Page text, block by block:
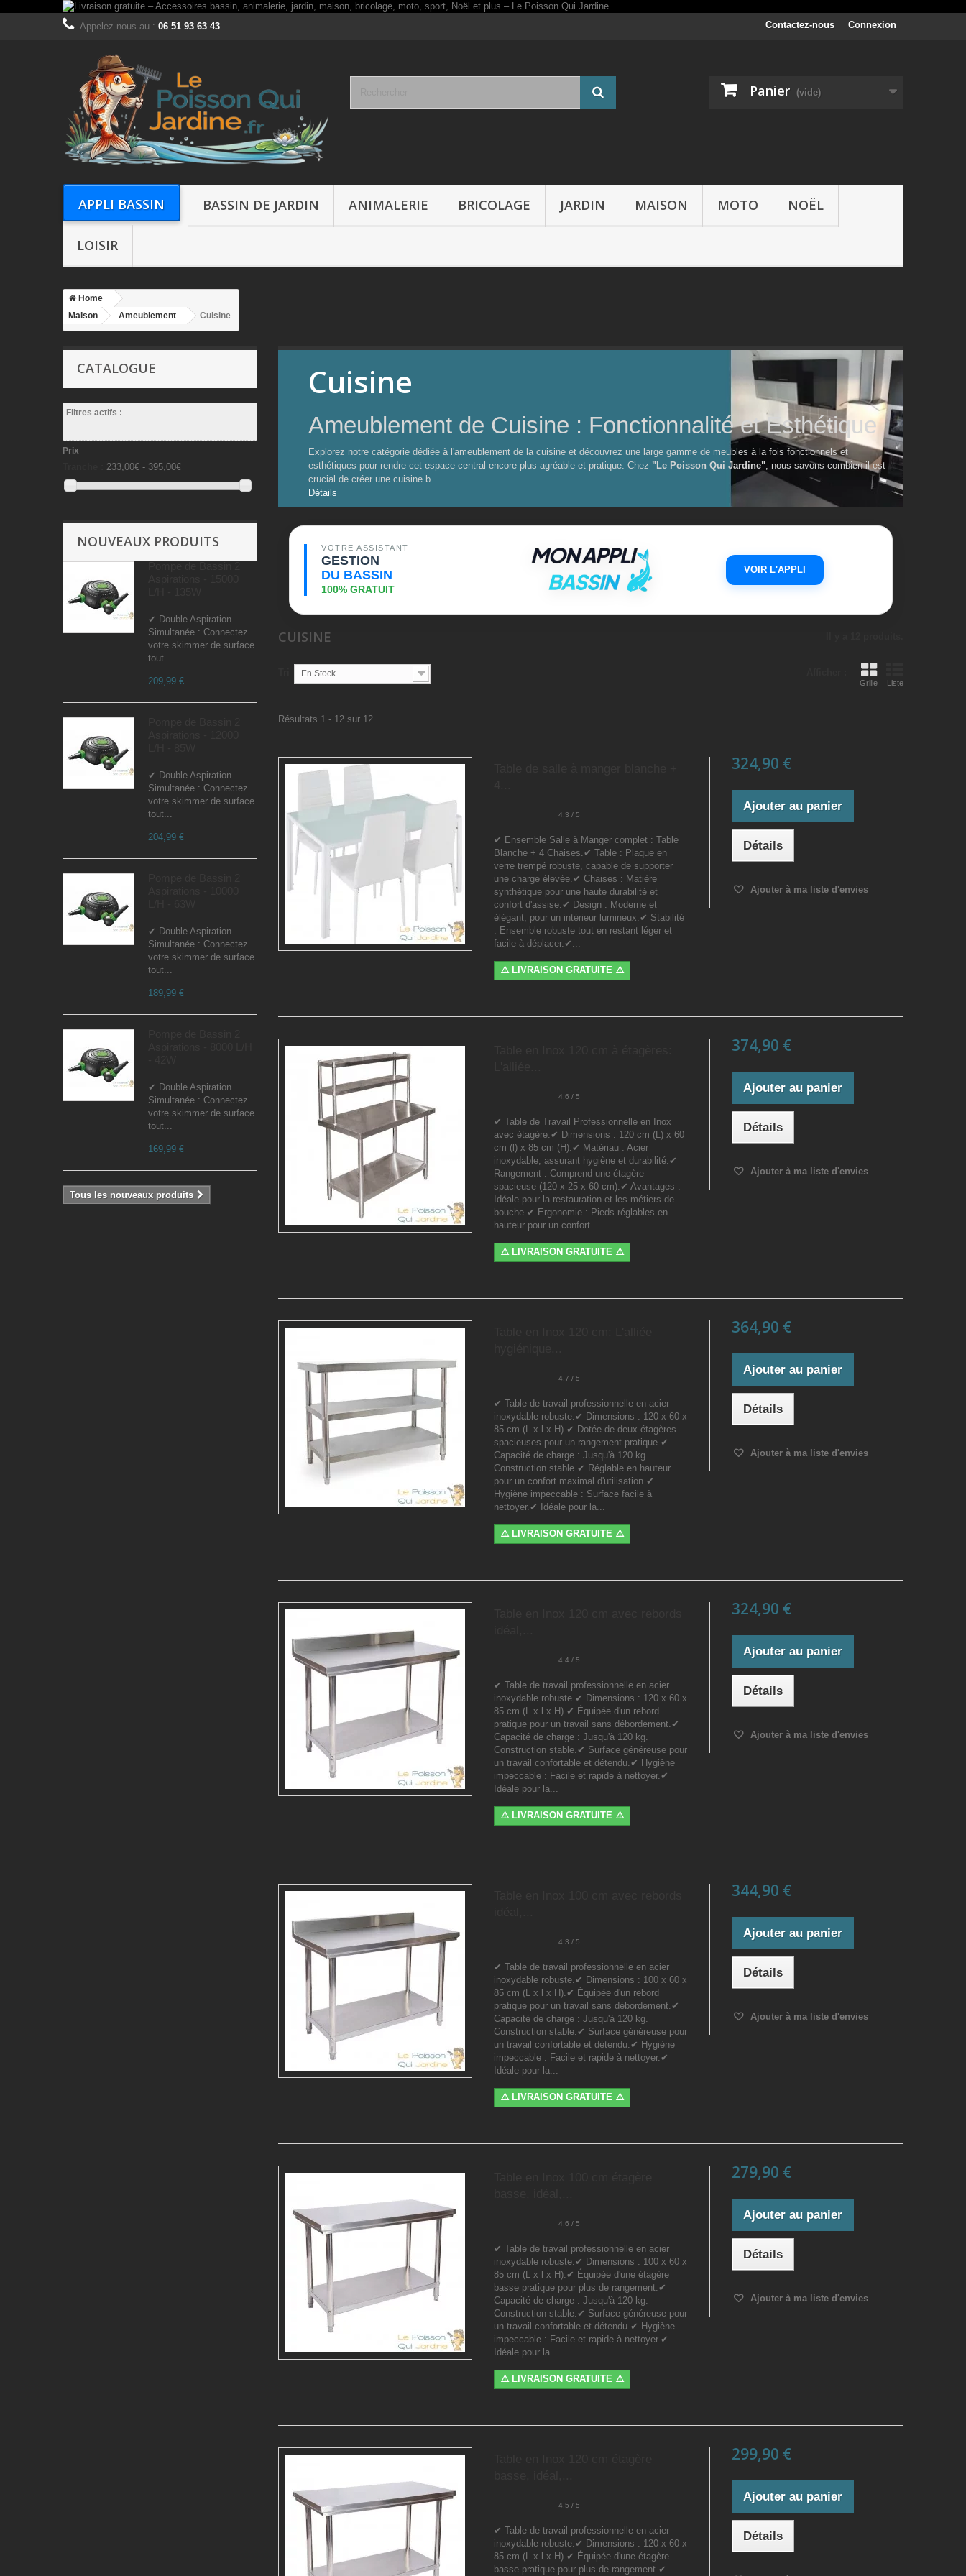
Connexion
Contactez-nous
Appelez-nous au : 06 51 93 63 43
Panier (vide)
APPLI BASSIN BASSIN DE JARDIN ANIMALERIE BRICOLAGE JARDIN MAISON MOTO NOËL
LOISIR
Home
Maison
Ameublement Cuisine
CATALOGUE
Filtres actifs :
Prix
233,00€ - 395,00€
NOUVEAUX PRODUITS
✔ Double Aspiration
Simultanée : Connectez
votre skimmer de surface
tout...
209,99 €
✔ Double Aspiration
Simultanée : Connectez
votre skimmer de surface
tout...
204,99 €
✔ Double Aspiration
Simultanée : Connectez
votre skimmer de surface
tout...
189,99 €
✔ Double Aspiration
Simultanée : Connectez
votre skimmer de surface
tout...
169,99 €
Tous les nouveaux produits
Cuisine
Ameublement de Cuisine : Fonctionnalité et Esthétique
Explorez notre catégorie dédiée à l'ameublement de la cuisine et découvrez une large gamme de meubles à la fois fonctionnels et
esthétiques pour rendre cet espace central encore plus agréable et pratique. Chez "Le Poisson Qui Jardine", nous savons combien il est
crucial de créer une cuisine b...
Détails
VOTRE ASSISTANT
GESTION
DU BASSIN
100% GRATUIT
VOIR L'APPLI
CUISINE
Grille Liste
En Stock
Résultats 1 - 12 sur 12.
4.3 / 5
✔ Ensemble Salle à Manger complet : Table
Blanche + 4 Chaises.✔ Table : Plaque en
verre trempé robuste, capable de supporter
une charge élevée.✔ Chaises : Matière
synthétique pour une haute durabilité et
confort d'assise.✔ Design : Moderne et
élégant, pour un intérieur lumineux.✔ Stabilité
: Ensemble robuste tout en restant léger et
facile à déplacer.✔...
⚠️ LIVRAISON GRATUITE ⚠️
324,90 €
Ajouter au panier
Détails
Ajouter à ma liste d'envies
4.6 / 5
✔ Table de Travail Professionnelle en Inox
avec étagère.✔ Dimensions : 120 cm (L) x 60
cm (l) x 85 cm (H).✔ Matériau : Acier
inoxydable, assurant hygiène et durabilité.✔
Rangement : Comprend une étagère
spacieuse (120 x 25 x 60 cm).✔ Avantages :
Idéale pour la restauration et les métiers de
bouche.✔ Ergonomie : Pieds réglables en
hauteur pour un confort...
⚠️ LIVRAISON GRATUITE ⚠️
374,90 €
Ajouter au panier
Détails
Ajouter à ma liste d'envies
4.7 / 5
✔ Table de travail professionnelle en acier
inoxydable robuste.✔ Dimensions : 120 x 60 x
85 cm (L x l x H).✔ Dotée de deux étagères
spacieuses pour un rangement pratique.✔
Capacité de charge : Jusqu'à 120 kg.
Construction stable.✔ Réglable en hauteur
pour un confort maximal d'utilisation.✔
Hygiène impeccable : Surface facile à
nettoyer.✔ Idéale pour la...
⚠️ LIVRAISON GRATUITE ⚠️
364,90 €
Ajouter au panier
Détails
Ajouter à ma liste d'envies
4.4 / 5
✔ Table de travail professionnelle en acier
inoxydable robuste.✔ Dimensions : 120 x 60 x
85 cm (L x l x H).✔ Équipée d'un rebord
pratique pour un travail sans débordement.✔
Capacité de charge : Jusqu'à 120 kg.
Construction stable.✔ Surface généreuse pour
un travail confortable et détendu.✔ Hygiène
impeccable : Facile et rapide à nettoyer.✔
Idéale pour la...
⚠️ LIVRAISON GRATUITE ⚠️
324,90 €
Ajouter au panier
Détails
Ajouter à ma liste d'envies
4.3 / 5
✔ Table de travail professionnelle en acier
inoxydable robuste.✔ Dimensions : 100 x 60 x
85 cm (L x l x H).✔ Équipée d'un rebord
pratique pour un travail sans débordement.✔
Capacité de charge : Jusqu'à 120 kg.
Construction stable.✔ Surface généreuse pour
un travail confortable et détendu.✔ Hygiène
impeccable : Facile et rapide à nettoyer.✔
Idéale pour la...
⚠️ LIVRAISON GRATUITE ⚠️
344,90 €
Ajouter au panier
Détails
Ajouter à ma liste d'envies
4.6 / 5
✔ Table de travail professionnelle en acier
inoxydable robuste.✔ Dimensions : 100 x 60 x
85 cm (L x l x H).✔ Équipée d'une étagère
basse pratique pour plus de rangement.✔
Capacité de charge : Jusqu'à 120 kg.
Construction stable.✔ Surface généreuse pour
un travail confortable et détendu.✔ Hygiène
impeccable : Facile et rapide à nettoyer.✔
Idéale pour la...
⚠️ LIVRAISON GRATUITE ⚠️
279,90 €
Ajouter au panier
Détails
Ajouter à ma liste d'envies
4.5 / 5
✔ Table de travail professionnelle en acier
inoxydable robuste.✔ Dimensions : 120 x 60 x
85 cm (L x l x H).✔ Équipée d'une étagère
basse pratique pour plus de rangement.✔
299,90 €
Ajouter au panier
Détails